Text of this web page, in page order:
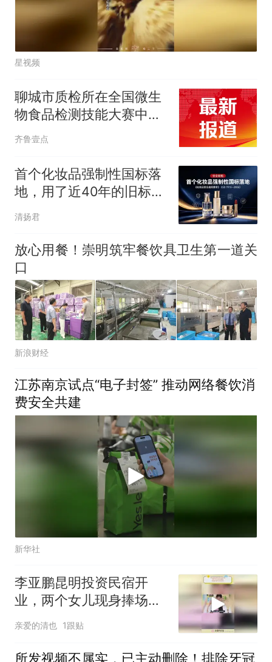
星视频
聊城市质检所在全国微生
物食品检测技能大赛中荣
获佳绩
齐鲁壹点
首个化妆品强制性国标落
地，用了近40年的旧标准
正式废止
清扬君
放心用餐！崇明筑牢餐饮具卫生第一道关
口
新浪财经
江苏南京试点“电子封签” 推动网络餐饮消
费安全共建
新华社
李亚鹏昆明投资民宿开
业，两个女儿现身捧场，
李嫣颜值与王菲神似
亲爱的清也 1跟贴
所发视频不属实，已主动删除！排除牙冠